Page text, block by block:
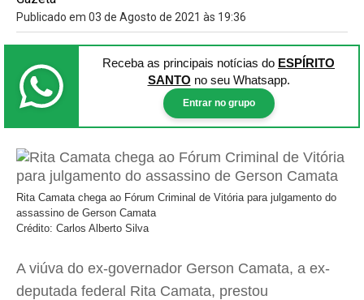
Publicado em 03 de Agosto de 2021 às 19:36
Receba as principais notícias do ESPÍRITO
SANTO no seu Whatsapp.
Entrar no grupo
Rita Camata chega ao Fórum Criminal de Vitória para julgamento do
assassino de Gerson Camata
Crédito: Carlos Alberto Silva
A viúva do ex-governador Gerson Camata, a ex-
deputada federal Rita Camata, prestou